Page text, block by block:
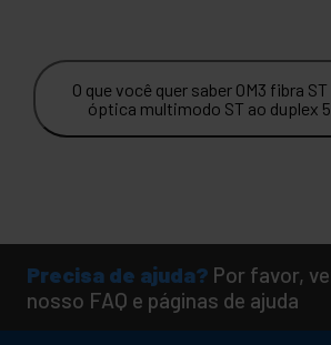
O que você quer saber OM3 fibra
óptica multimodo ST ao duplex
Precisa de ajuda? Por favor,
nosso FAQ e páginas de ajuda